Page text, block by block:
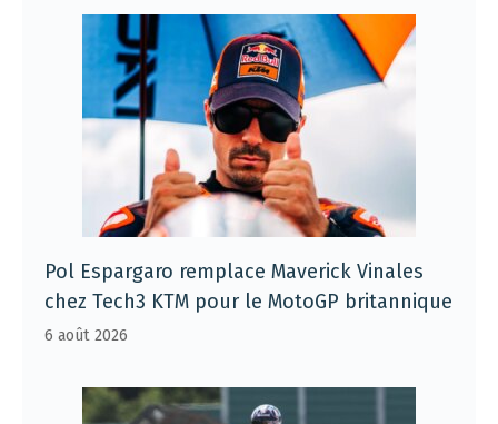
Pol Espargaro remplace Maverick Vinales
chez Tech3 KTM pour le MotoGP britannique
6 août 2026